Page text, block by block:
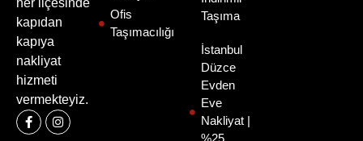
her ilçesinde
kapıdan
kapıya
nakliyat
hizmeti
vermekteyiz.
Ofis
Taşımacılığı
Taşıma
İstanbul
Düzce
Evden
Eve
Nakliyat |